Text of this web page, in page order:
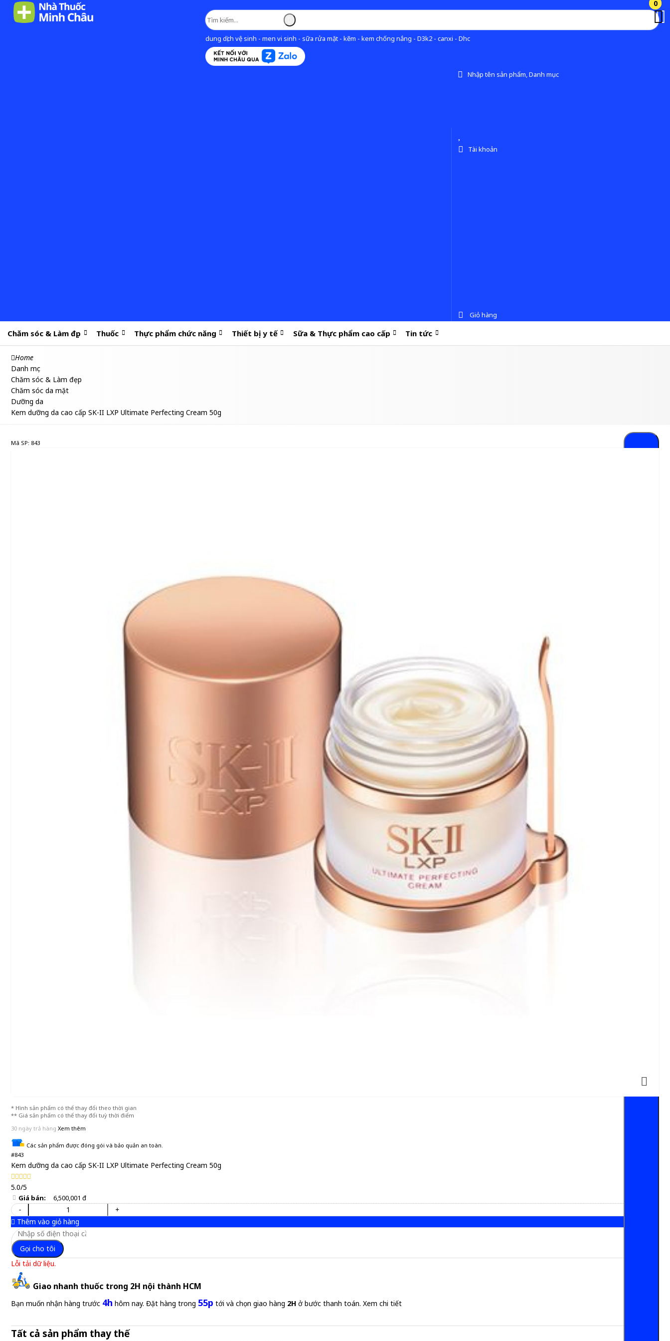
dung dịch vệ sinh - men vi sinh - sữa rửa mặt - kẽm - kem chống nắng - D3k2 - canxi - Dhc
Nhập tên sản phẩm, Danh mục
0
Tài khoản
0
Giỏ hàng
Chăm sóc & Làm đẹp Thuốc Thực phẩm chức năng Thiết bị y tế Sữa & Thực phẩm cao cấp Tin tức
Home
Danh mục
Chăm sóc & Làm đẹp
Chăm sóc da mặt
Dưỡng da
Kem dưỡng da cao cấp SK-II LXP Ultimate Perfecting Cream 50g
Mã SP: 843
* Hình sản phẩm có thể thay đổi theo thời gian
** Giá sản phẩm có thể thay đổi tuỳ thời điểm
30 ngày trả hàng Xem thêm
Các sản phẩm được đóng gói và bảo quản an toàn.
#843
Kem dưỡng da cao cấp SK-II LXP Ultimate Perfecting Cream 50g
5.0/5
Giá bán: 6,500,001 đ
-
+
Thêm vào giỏ hàng
Gọi cho tôi
Lỗi tải dữ liệu.
Giao nhanh thuốc trong 2H nội thành HCM
Bạn muốn nhận hàng trước 4h hôm nay. Đặt hàng trong 55p tới và chọn giao hàng 2H ở bước thanh toán. Xem chi tiết
Tất cả sản phẩm thay thế